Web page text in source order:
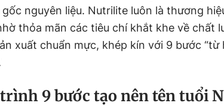
nguyên liệu. Nutrilite luôn là thương
thỏa mãn các tiêu chí khắt khe về chất
xuất chuẩn mực, khép kín với 9 bước
9 bước tạo nên tên tuổi